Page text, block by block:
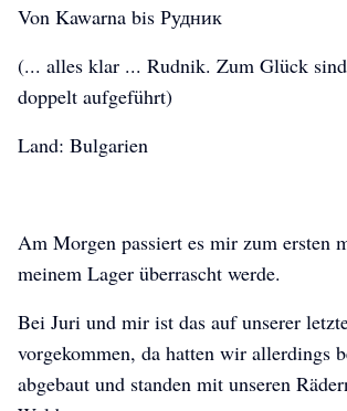
Von Kawarna bis Рудник
(... alles klar ... Rudnik. Zum Glück
doppelt aufgeführt)
Land: Bulgarien
Am Morgen passiert es mir zum ersten
meinem Lager überrascht werde.
Bei Juri und mir ist das auf unserer
vorgekommen, da hatten wir allerdings
abgebaut und standen mit unseren